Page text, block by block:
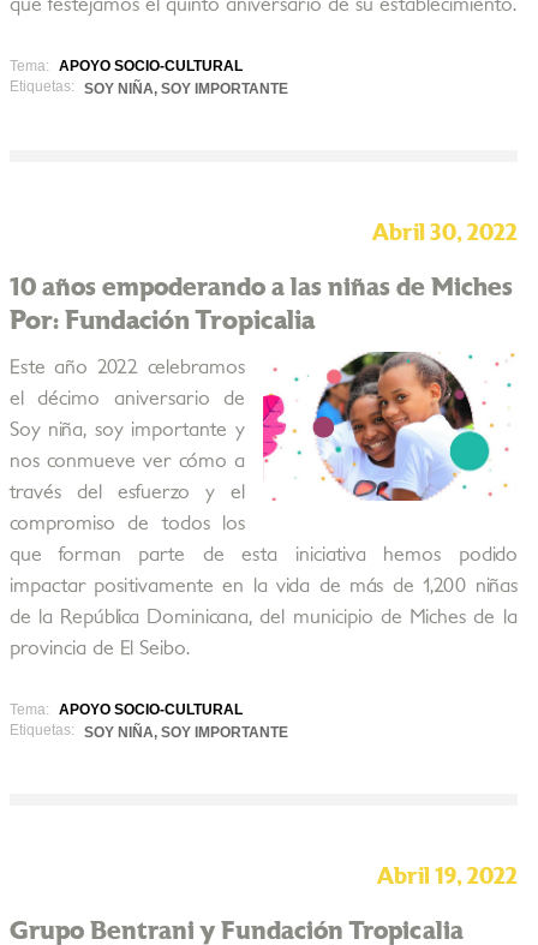
que festejamos el quinto aniversario de su establecimiento.
Tema:
APOYO SOCIO-CULTURAL
Etiquetas:
SOY NIÑA, SOY IMPORTANTE
Abril 30, 2022
10 años empoderando a las niñas de Miches
Por: Fundación Tropicalia
Este año 2022 celebramos
el décimo aniversario de
Soy niña, soy importante y
nos conmueve ver cómo a
través del esfuerzo y el
compromiso de todos los
que forman parte de esta iniciativa hemos podido
impactar positivamente en la vida de más de 1,200 niñas
de la República Dominicana, del municipio de Miches de la
provincia de El Seibo.
Tema:
APOYO SOCIO-CULTURAL
Etiquetas:
SOY NIÑA, SOY IMPORTANTE
Abril 19, 2022
Grupo Bentrani y Fundación Tropicalia